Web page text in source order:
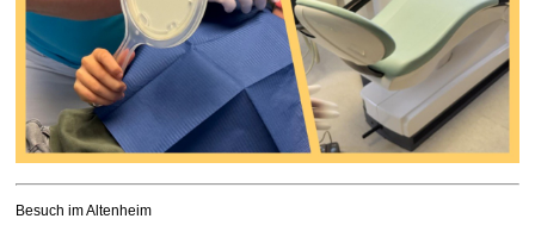
Besuch im Altenheim